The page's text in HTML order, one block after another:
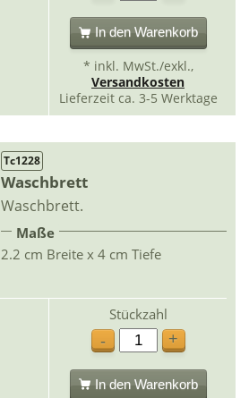
In den Warenkorb
* inkl. MwSt./exkl.,
Versandkosten
Lieferzeit ca. 3-5 Werktage
Tc1228
Waschbrett
Waschbrett.
Maße
2.2 cm Breite x 4 cm Tiefe
Stückzahl
-
+
In den Warenkorb